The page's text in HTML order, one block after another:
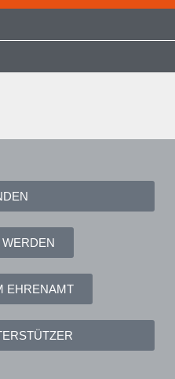
EHRENAMT